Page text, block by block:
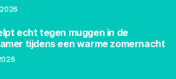
echt tegen muggen in de
tijdens een warme zomernacht